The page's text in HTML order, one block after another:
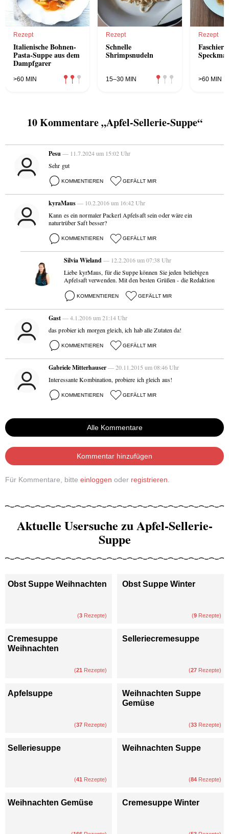
Rezept
Italienische Bohnen-
Pasta-Suppe aus dem
Dampfgarer
>60 MIN
Rezept
Schnelle
Shrimpsnudeln
15–30 MIN
Rezept
>60 MIN
10 Kommentare „Apfel-Sellerie-Suppe“
Pesu— 11.7.2024 um 15:02 Uhr
Sehr gut
KOMMENTIEREN GEFÄLLT MIR
kyraMaus— 10.2.2016 um 16:42 Uhr
Kann es ein normaler Packerl Apfelsaft sein oder wäre ein
naturtrüber Saft besser?
KOMMENTIEREN GEFÄLLT MIR
Silvia Wieland— 12.2.2016 um 07:38 Uhr
Liebe kyrMaus, für die Suppe können Sie jeden beliebigen
Apfelsaft verwenden. Mit den besten Grüßen - die Redaktion
KOMMENTIEREN GEFÄLLT MIR
Gast— 4.1.2016 um 21:14 Uhr
das probier ich morgen gleich, ich hab alle Zutaten da!
KOMMENTIEREN GEFÄLLT MIR
Gabriele Mitterhauser— 20.11.2015 um 08:46 Uhr
Interessante Kombination, probiere ich gleich aus!
KOMMENTIEREN GEFÄLLT MIR
Alle Kommentare
Kommentar hinzufügen
Für Kommentare, bitte einloggen oder registrieren
Aktuelle Usersuche zu Apfel-Sellerie-
Suppe
Obst Suppe Weihnachten
(3 Rezepte)
Obst Suppe Winter
(9 Rezepte)
Cremesuppe
Weihnachten
(21 Rezepte)
Selleriecremesuppe
(27 Rezepte)
Apfelsuppe
(37 Rezepte)
Weihnachten Suppe
Gemüse
(33 Rezepte)
Selleriesuppe
(41 Rezepte)
Weihnachten Suppe
(84 Rezepte)
Weihnachten Gemüse Cremesuppe Winter